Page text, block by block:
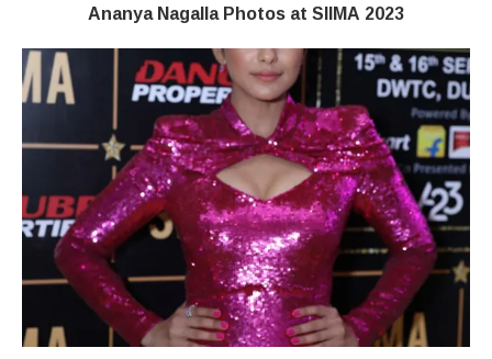
Ananya Nagalla Photos at SIIMA 2023